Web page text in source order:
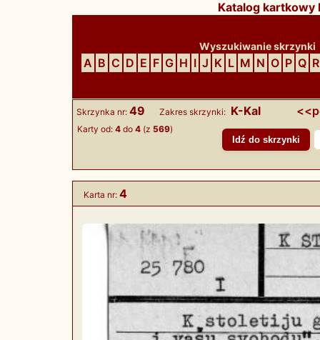
Katalog kartkowy
Wyszukiwanie skrzynki
A B C D E F G H I J K L M N O P Q R
Skrzynka nr: 49 Zakres skrzynki: K-Kal
Karty od: 4 do 4 (z 569)
Karta nr: 4